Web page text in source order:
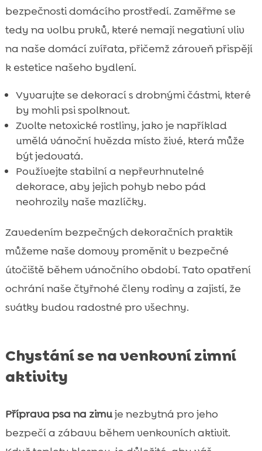
bezpečnosti domácího prostředí. Zaměřme se
tedy na volbu prvků, které nemají negativní vliv
na naše domácí zvířata, přičemž zároveň přispějí
k estetice našeho bydlení.
Vyvarujte se dekorací s drobnými částmi, které
by mohli psi spolknout.
Zvolte netoxické rostliny, jako je například
umělá vánoční hvězda místo živé, která může
být jedovatá.
Používejte stabilní a nepřevrhnutelné
dekorace, aby jejich pohyb nebo pád
neohrozily naše mazlíčky.
Zavedením bezpečných dekoračních praktik
můžeme naše domovy proměnit v bezpečné
útočiště během vánočního období. Tato opatření
ochrání naše čtyřnohé členy rodiny a zajistí, že
svátky budou radostné pro všechny.
Chystání se na venkovní zimní
aktivity
Příprava psa na zimuje nezbytná pro jeho
bezpečí a zábavu během venkovních aktivit.